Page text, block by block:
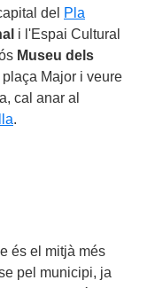
del Pla
i l'Espai Cultural
Museu dels
Major i veure
cal anar al
.
és el mitjà més
pel municipi, ja